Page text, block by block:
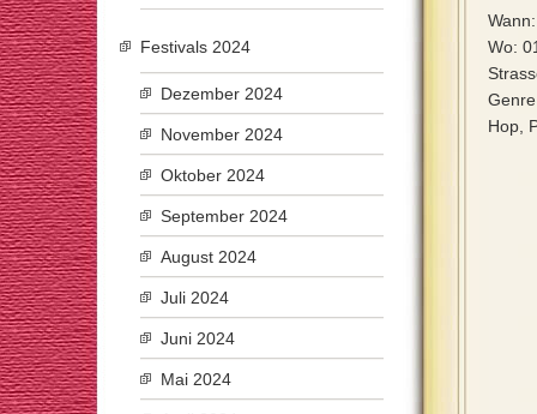
Wo:
Hop,
Festivals 2024
Dezember 2024
November 2024
Oktober 2024
September 2024
August 2024
Juli 2024
Juni 2024
Mai 2024